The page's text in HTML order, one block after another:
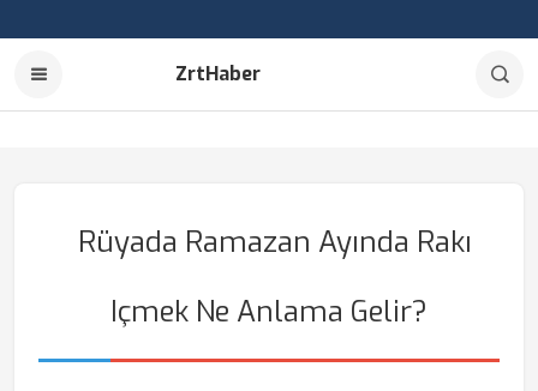
ZrtHaber
Rüyada Ramazan Ayında Rakı
Içmek Ne Anlama Gelir?